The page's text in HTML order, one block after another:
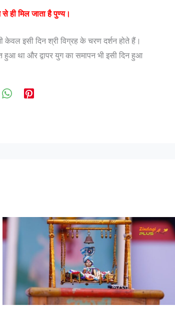
मिल जाता है पुण्य।
केवल इसी दिन श्री विग्रह के चरण दर्शन होते हैं।
हुआ था और द्वापर युग का समापन भी इसी दिन हुआ